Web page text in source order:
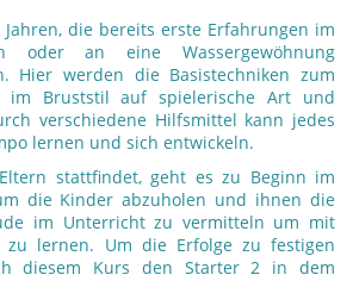
die bereits erste Erfahrungen im
oder an eine Wassergewöhnung
Hier werden die Basistechniken zum
im Bruststil auf spielerische Art und
verschiedene Hilfsmittel kann jedes
lernen und sich entwickeln.
stattfindet, geht es zu Beginn im
die Kinder abzuholen und ihnen die
im Unterricht zu vermitteln um mit
zu lernen. Um die Erfolge zu festigen
diesem Kurs den Starter 2 in dem